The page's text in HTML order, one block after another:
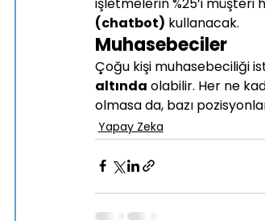
(chatbot) kullanacak.
Muhasebeciler
Çoğu kişi muhasebeciliği
altında olabilir. Her ne
olmasa da, bazı
Yapay Zeka